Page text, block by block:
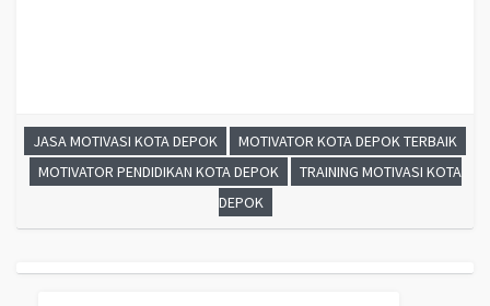
JASA MOTIVASI KOTA DEPOK
MOTIVATOR KOTA DEPOK TERBAIK
MOTIVATOR PENDIDIKAN KOTA DEPOK
TRAINING MOTIVASI KOTA
DEPOK